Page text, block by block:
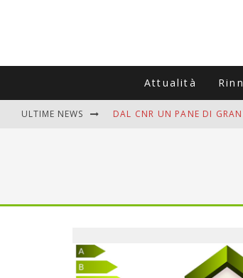
Attualità
ULTIME NEWS DAL CNR UN PANE DI
MUTTI ASSUME A